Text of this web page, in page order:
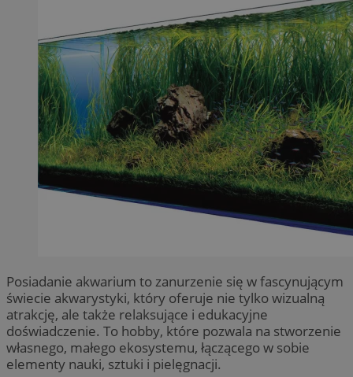
Posiadanie akwarium to zanurzenie się w fascynującym
świecie akwarystyki, który oferuje nie tylko wizualną
atrakcję, ale także relaksujące i edukacyjne
doświadczenie. To hobby, które pozwala na stworzenie
własnego, małego ekosystemu, łączącego w sobie
elementy nauki, sztuki i pielęgnacji.